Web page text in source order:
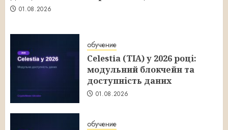
01.08.2026
обучение
Celestia (TIA) у 2026 році:
модульний блокчейн та
доступність даних
01.08.2026
обучение